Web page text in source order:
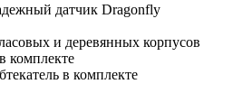
датчик Dragonfly
и деревянных корпусов
комплекте
в комплекте